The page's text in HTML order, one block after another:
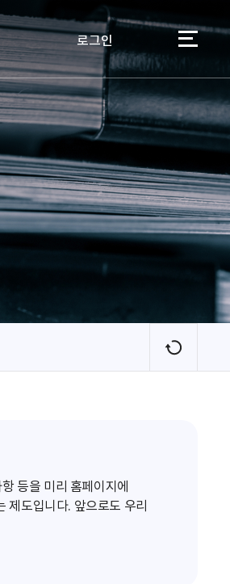
로그인 이용자
새
로
등을 미리 홈페이지에
제도입니다. 앞으로도 우리